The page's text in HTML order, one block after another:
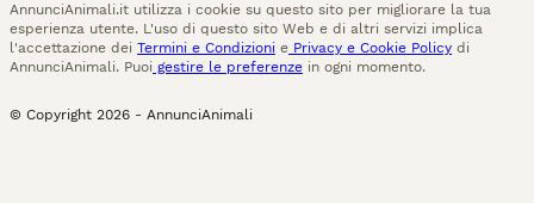
AnnunciAnimali.it utilizza i cookie su questo sito per migliorare la tua
esperienza utente. L'uso di questo sito Web e di altri servizi implica
l'accettazione dei Termini e Condizioni e Privacy e Cookie Policy di
AnnunciAnimali. Puoi gestire le preferenze in ogni momento.
© Copyright 2026 - AnnunciAnimali